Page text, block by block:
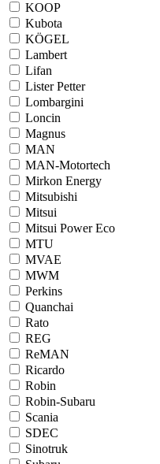
KOOP
Kubota
KÖGEL
Lambert
Lifan
Lister Petter
Lombargini
Loncin
Magnus
MAN
MAN-Motortech
Mirkon Energy
Mitsubishi
Mitsui
Mitsui Power Eco
MTU
MVAE
MWM
Perkins
Quanchai
Rato
REG
ReMAN
Ricardo
Robin
Robin-Subaru
Scania
SDEC
Sinotruk